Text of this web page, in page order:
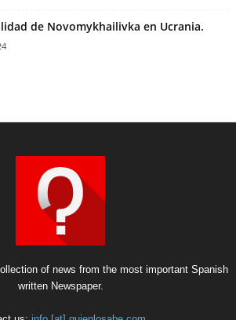
de Novomykhailivka en Ucrania.
of news from the most important Spanish
written Newspaper.